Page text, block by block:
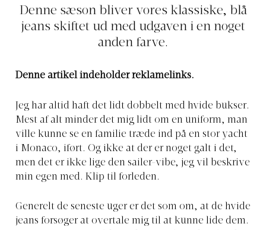
Denne sæson bliver vores klassiske, blå
jeans skiftet ud med udgaven i en noget
anden farve.
Denne artikel indeholder reklamelinks.
Jeg har altid haft det lidt dobbelt med hvide bukser.
Mest af alt minder det mig lidt om en uniform, man
ville kunne se en familie træde ind på en stor yacht
i Monaco, iført. Og ikke at der er noget galt i det,
men det er ikke lige den sailer-vibe, jeg vil beskrive
min egen med. Klip til forleden.
Generelt de seneste uger er det som om, at de hvide
jeans forsøger at overtale mig til at kunne lide dem.